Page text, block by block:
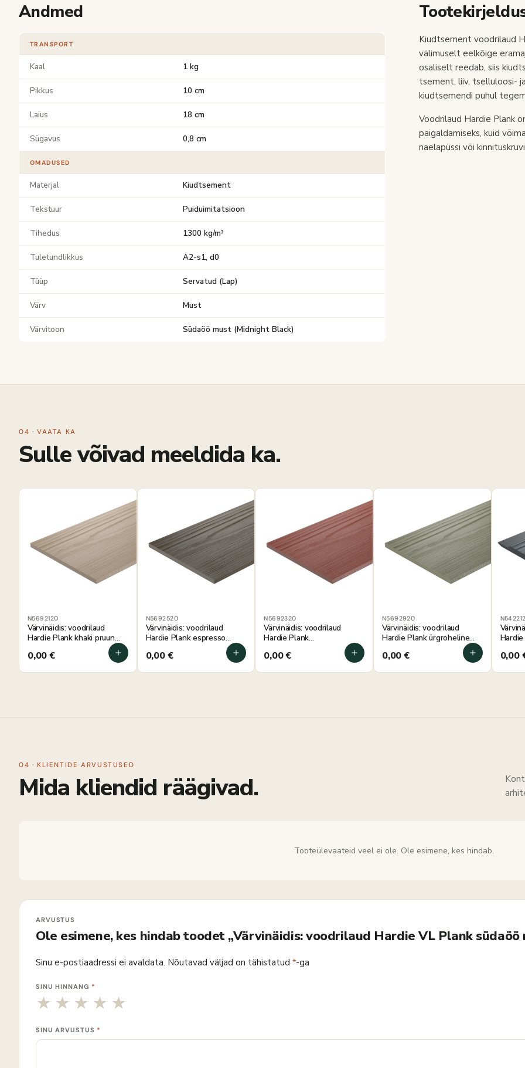
Andmed
TRANSPORT
Kaal 1 kg
Pikkus 10 cm
Laius 18 cm
Sügavus 0,8 cm
OMADUSED
Materjal Kiudtsement
Tekstuur Puiduimitatsioon
Tihedus 1300 kg/m³
Tuletundlikkus A2-s1, d0
Tüüp Servatud (Lap)
Värv Must
Värvitoon Südaöö must (Midnight Black)
Kiudtsement voodrilaud
välimuselt eelkõige
osaliselt reedab, siis
tsement, liiv, tselluloosi-
kiudtsemendi puhul
Voodrilaud Hardie Plank
paigaldamiseks, kuid
naelapüssi või
04 · VAATA KA
Sulle võivad meeldida ka.
N5692120
Värvinäidis: voodrilaud
Hardie Plank khaki pruun
0,00€
N5692520
Värvinäidis: voodrilaud
Hardie Plank espresso
0,00€
N5692320
Värvinäidis: voodrilaud
Hardie Plank
traditsiooniline punane
100×180 mm
0,00€
N5692920
Värvinäidis: voodrilaud
Hardie Plank ürgroheline
0,00€ 0,00
04 · KLIENTIDE ARVUSTUSED
Mida kliendid räägivad.
Tooteülevaateid veel ei ole. Ole esimene, kes hindab.
Ole esimene, kes hindab toodet „Värvinäidis: voodrilaud Hardie VL Plank
Sinu e-postiaadressi ei avaldata. Nõutavad väljad on tähistatud *-ga
SINU HINNANG *
SINU ARVUSTUS *